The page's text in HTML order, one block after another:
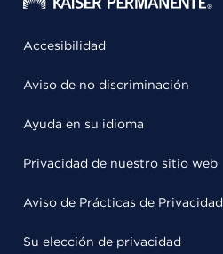
Accesibilidad
Aviso de no discriminación
Ayuda en su idioma
Privacidad de nuestro sitio web
Aviso de Prácticas de Privacidad
Su elección de privacidad